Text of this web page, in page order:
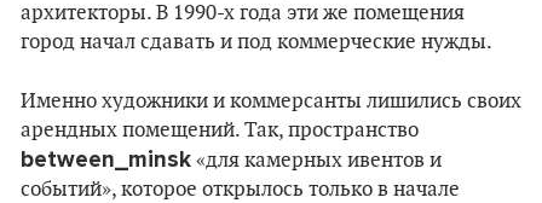
архитекторы. В 1990-х года эти же помещения
город начал сдавать и под коммерческие нужды.
Именно художники и коммерсанты лишились своих
арендных помещений. Так, пространство
between_minsk «для камерных ивентов и
событий», которое открылось только в начале